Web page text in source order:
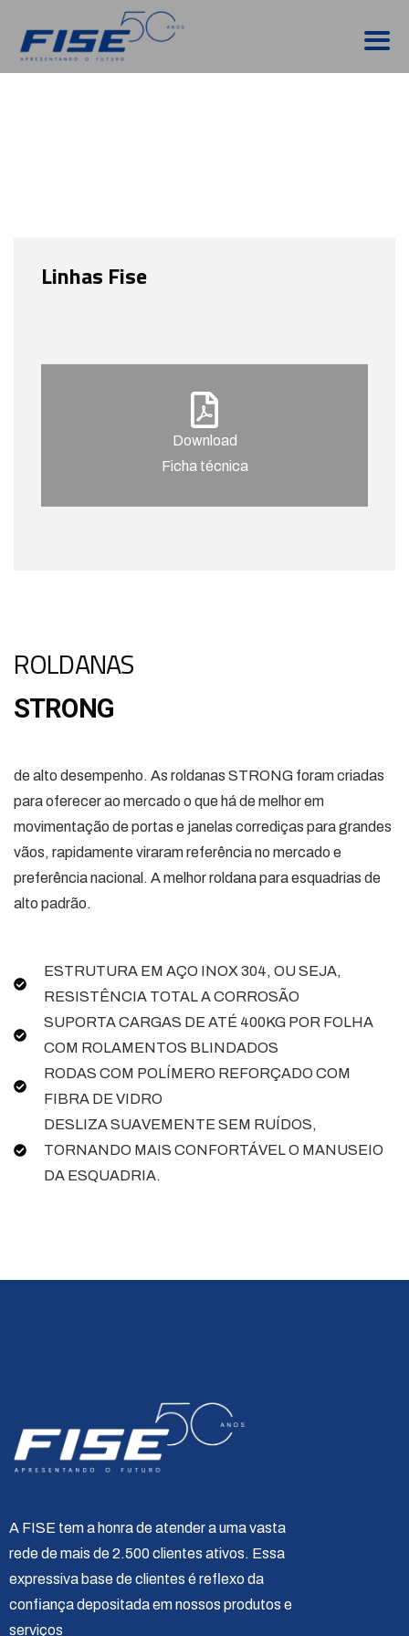
Linhas Fise
Download
Ficha técnica
ROLDANAS
STRONG
de alto desempenho. As roldanas STRONG foram criadas
para oferecer ao mercado o que há de melhor em
movimentação de portas e janelas corrediças para grandes
vãos, rapidamente viraram referência no mercado e
preferência nacional. A melhor roldana para esquadrias de
alto padrão.
ESTRUTURA EM AÇO INOX 304, OU SEJA,
RESISTÊNCIA TOTAL A CORROSÃO
SUPORTA CARGAS DE ATÉ 400KG POR FOLHA
COM ROLAMENTOS BLINDADOS
RODAS COM POLÍMERO REFORÇADO COM
FIBRA DE VIDRO
DESLIZA SUAVEMENTE SEM RUÍDOS,
TORNANDO MAIS CONFORTÁVEL O MANUSEIO
DA ESQUADRIA.
A FISE tem a honra de atender a uma vasta
rede de mais de 2.500 clientes ativos. Essa
expressiva base de clientes é reflexo da
confiança depositada em nossos produtos e
serviços